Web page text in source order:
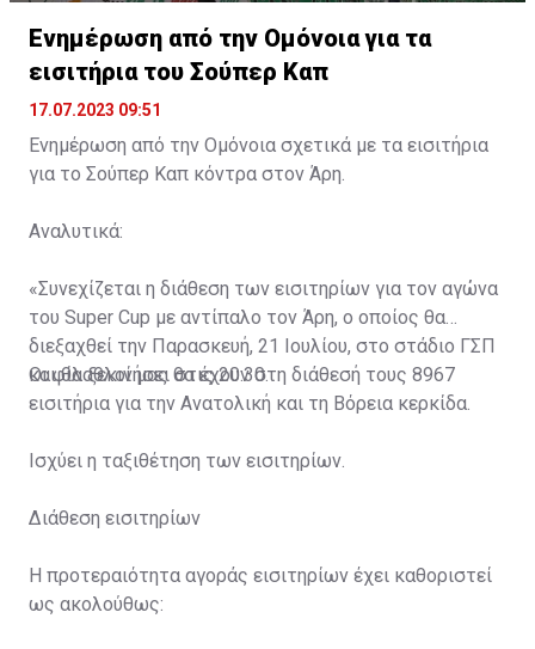
Ενημέρωση από την Ομόνοια για τα
εισιτήρια του Σούπερ Καπ
17.07.2023 09:51
Ενημέρωση από την Ομόνοια σχετικά με τα εισιτήρια
για το Σούπερ Καπ κόντρα στον Άρη.
Αναλυτικά:
«Συνεχίζεται η διάθεση των εισιτηρίων για τον αγώνα
του Super Cup με αντίπαλο τον Άρη, ο οποίος θα
διεξαχθεί την Παρασκευή, 21 Ιουλίου, στο στάδιο ΓΣΠ
και θα ξεκινήσει στις 20:30.
Οι φίλαθλοί μας θα έχουν στη διάθεσή τους 8967
εισιτήρια για την Ανατολική και τη Βόρεια κερκίδα.
Ισχύει η ταξιθέτηση των εισιτηρίων.
Διάθεση εισιτηρίων
Η προτεραιότητα αγοράς εισιτηρίων έχει καθοριστεί
ως ακολούθως: